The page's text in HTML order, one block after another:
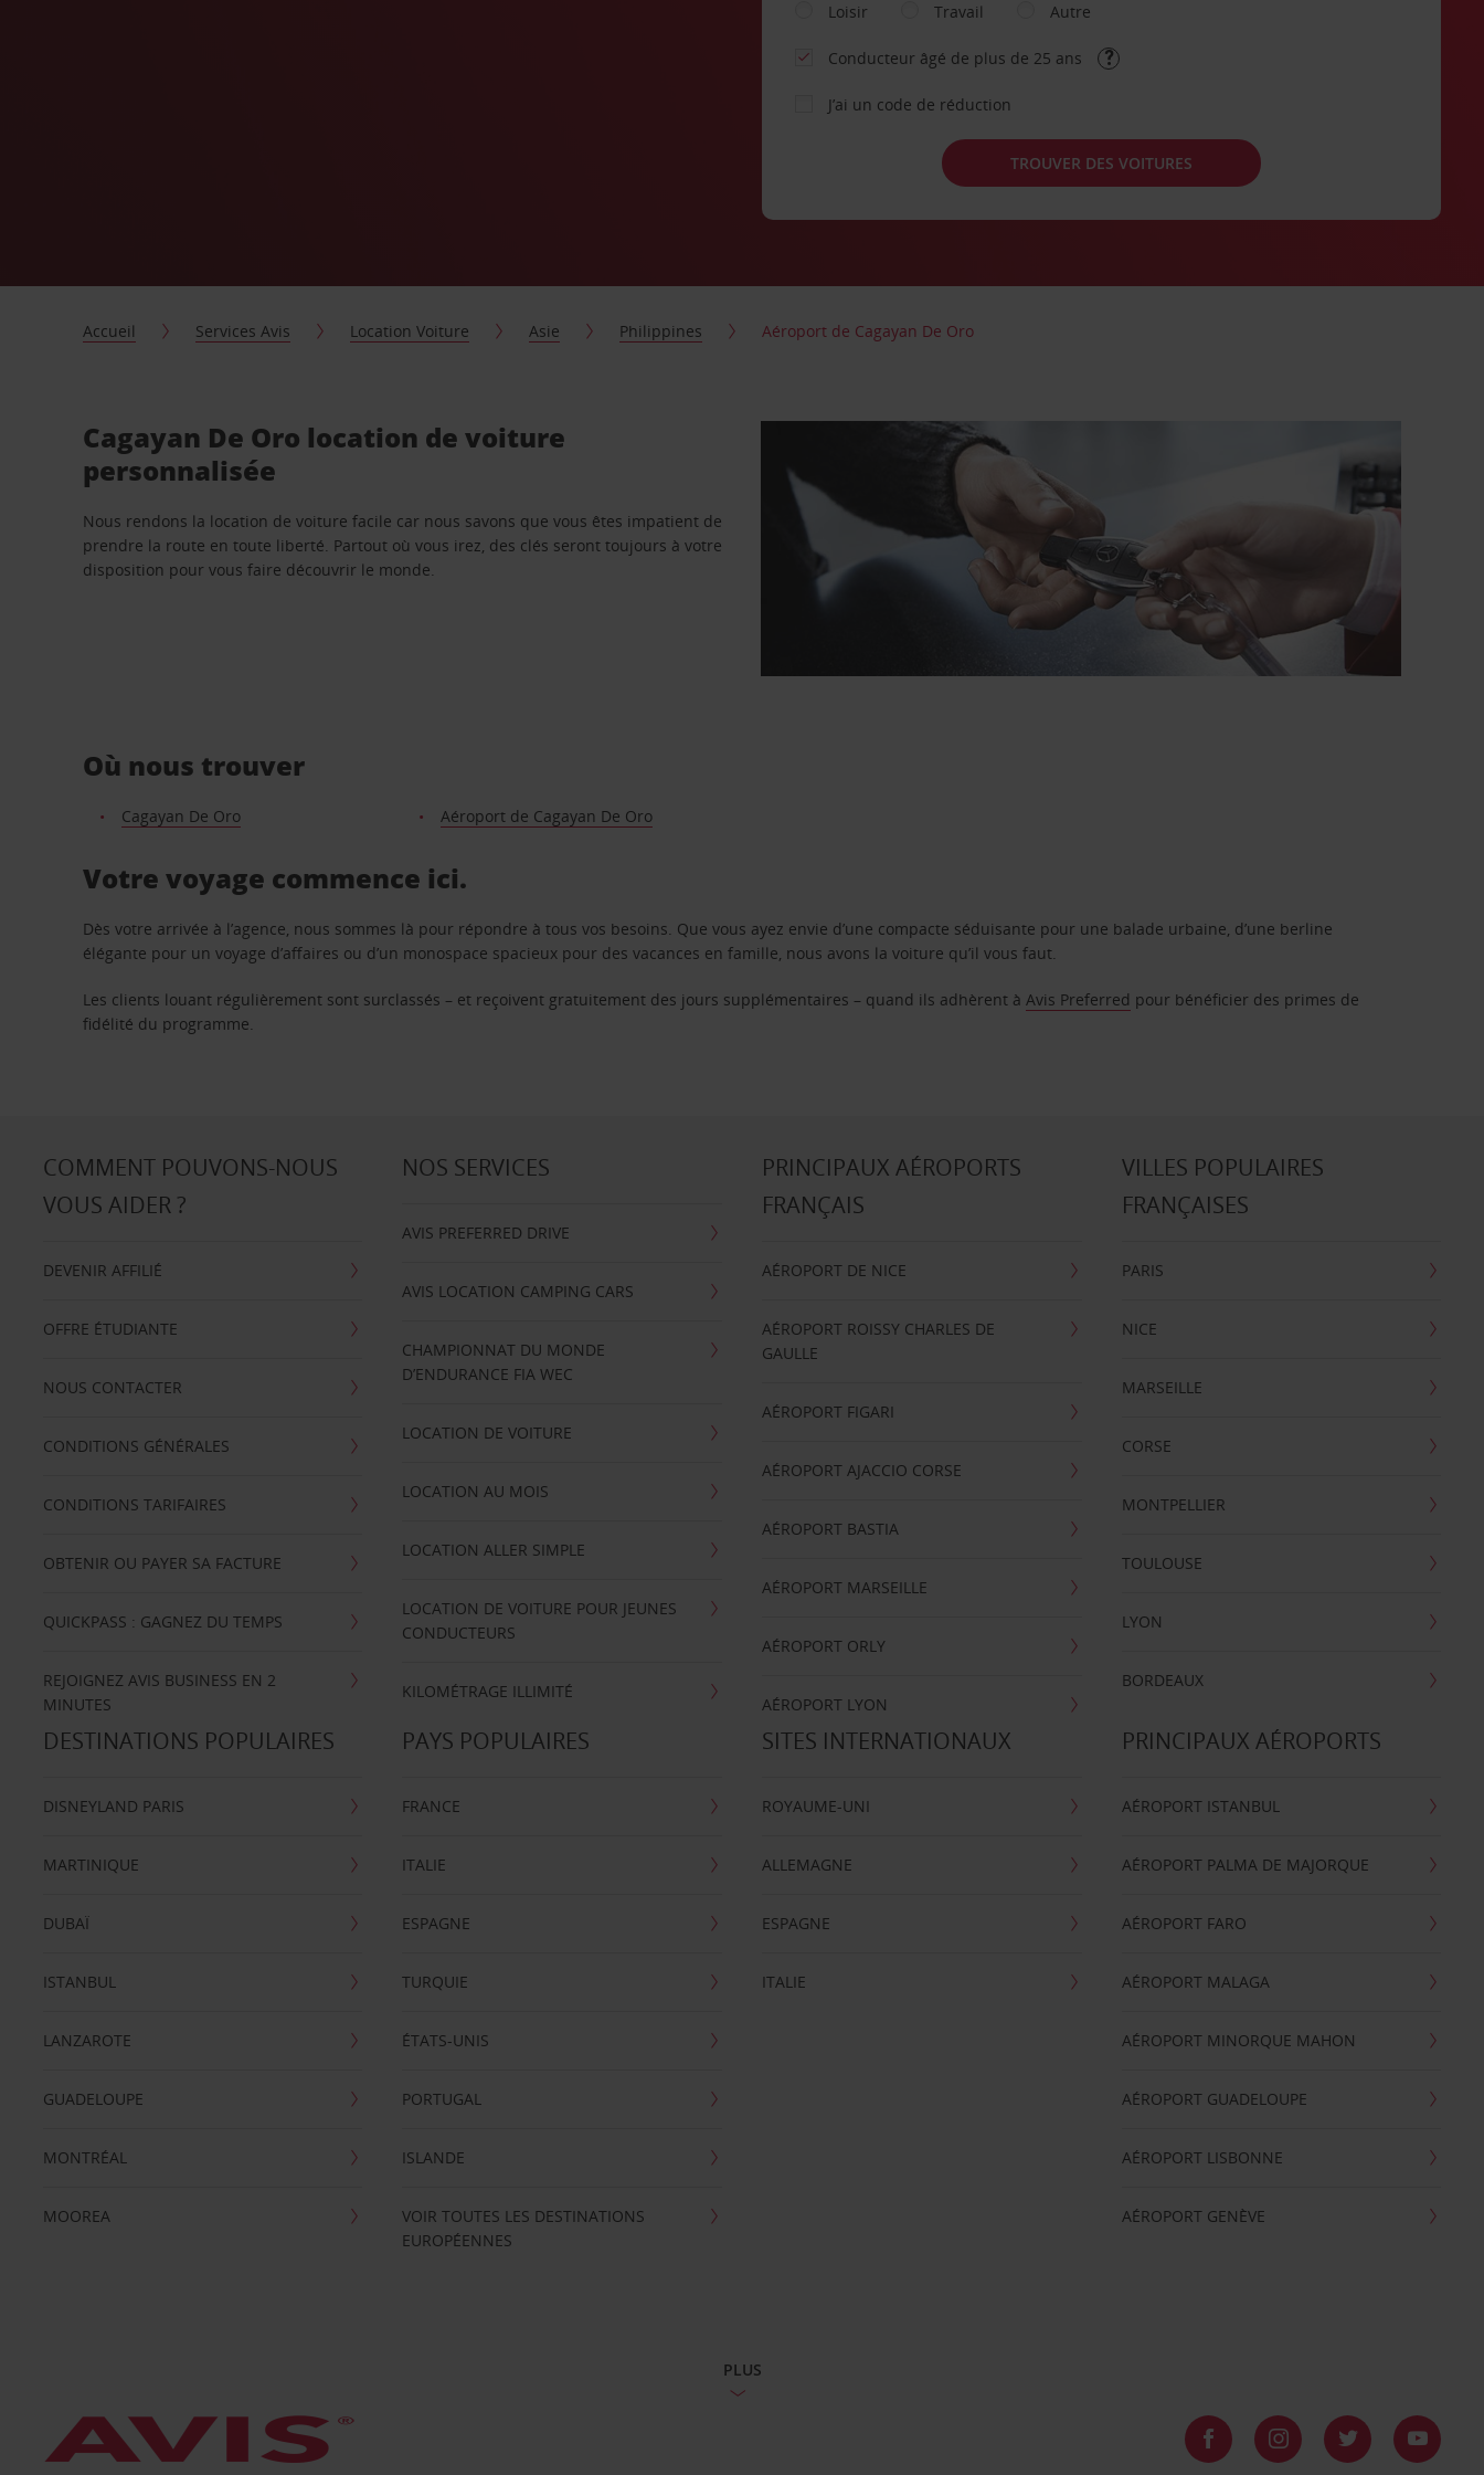
Loisir
Travail Autre
Conducteur âgé de plus de 25 ans
J’ai un code de réduction
TROUVER DES VOITURES
Accueil Services Avis Location Voiture Asie Philippines Aéroport de Cagayan De Oro
Cagayan De Oro location de voiture
personnalisée
Nous rendons la location de voiture facile car nous savons que vous êtes impatient de
prendre la route en toute liberté. Partout où vous irez, des clés seront toujours à votre
disposition pour vous faire découvrir le monde.
Où nous trouver
Cagayan De Oro Aéroport de Cagayan De Oro
Votre voyage commence ici.
Dès votre arrivée à l’agence, nous sommes là pour répondre à tous vos besoins. Que vous ayez envie d’une compacte séduisante pour une balade urbaine, d’une berline
élégante pour un voyage d’affaires ou d’un monospace spacieux pour des vacances en famille, nous avons la voiture qu’il vous faut.
Les clients louant régulièrement sont surclassés – et reçoivent gratuitement des jours supplémentaires – quand ils adhèrent àAvis Preferred pour bénéficier des primes de
fidélité du programme.
COMMENT POUVONS-NOUS
VOUS AIDER ?
DEVENIR AFFILIÉ
OFFRE ÉTUDIANTE
NOUS CONTACTER
CONDITIONS GÉNÉRALES
CONDITIONS TARIFAIRES
OBTENIR OU PAYER SA FACTURE
QUICKPASS : GAGNEZ DU TEMPS
REJOIGNEZ AVIS BUSINESS EN 2
MINUTES
NOS SERVICES
AVIS PREFERRED DRIVE
AVIS LOCATION CAMPING CARS
CHAMPIONNAT DU MONDE
D’ENDURANCE FIA WEC
LOCATION DE VOITURE
LOCATION AU MOIS
LOCATION ALLER SIMPLE
LOCATION DE VOITURE POUR JEUNES
CONDUCTEURS
KILOMÉTRAGE ILLIMITÉ
PRINCIPAUX AÉROPORTS
FRANÇAIS
AÉROPORT DE NICE
AÉROPORT ROISSY CHARLES DE
GAULLE
AÉROPORT FIGARI
AÉROPORT AJACCIO CORSE
AÉROPORT BASTIA
AÉROPORT MARSEILLE
AÉROPORT ORLY
AÉROPORT LYON
VILLES POPULAIRES
FRANÇAISES
PARIS
NICE
MARSEILLE
CORSE
MONTPELLIER
TOULOUSE
LYON
BORDEAUX
DESTINATIONS POPULAIRES
DISNEYLAND PARIS
MARTINIQUE
DUBAÏ
ISTANBUL
LANZAROTE
GUADELOUPE
MONTRÉAL
MOOREA
PAYS POPULAIRES
FRANCE
ITALIE
ESPAGNE
TURQUIE
ÉTATS-UNIS
PORTUGAL
ISLANDE
VOIR TOUTES LES DESTINATIONS
EUROPÉENNES
SITES INTERNATIONAUX
ROYAUME-UNI
ALLEMAGNE
ESPAGNE
ITALIE
PRINCIPAUX AÉROPORTS
AÉROPORT ISTANBUL
AÉROPORT PALMA DE MAJORQUE
AÉROPORT FARO
AÉROPORT MALAGA
AÉROPORT MINORQUE MAHON
AÉROPORT GUADELOUPE
AÉROPORT LISBONNE
AÉROPORT GENÈVE
PLUS